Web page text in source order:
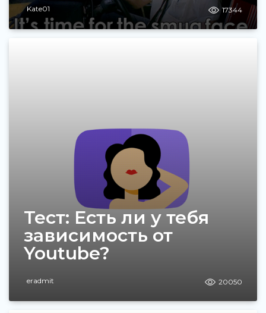
Kate01 17344
Тест: Есть ли у тебя
зависимость от
Youtube?
eradmit 20050